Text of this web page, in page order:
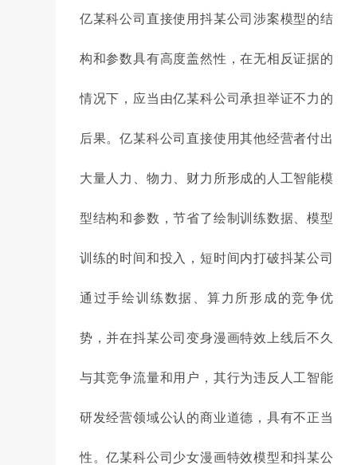
亿某科公司直接使用抖某公司涉案模型的结
构和参数具有高度盖然性，在无相反证据的
情况下，应当由亿某科公司承担举证不力的
后果。亿某科公司直接使用其他经营者付出
大量人力、物力、财力所形成的人工智能模
型结构和参数，节省了绘制训练数据、模型
训练的时间和投入，短时间内打破抖某公司
通过手绘训练数据、算力所形成的竞争优
势，并在抖某公司变身漫画特效上线后不久
与其竞争流量和用户，其行为违反人工智能
研发经营领域公认的商业道德，具有不正当
性。亿某科公司少女漫画特效模型和抖某公